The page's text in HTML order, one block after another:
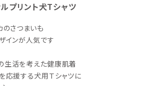
プリント犬Tシャツ
のさつまいも
インが人気です
生活を考えた健康肌着
応援する犬用Ｔシャツに